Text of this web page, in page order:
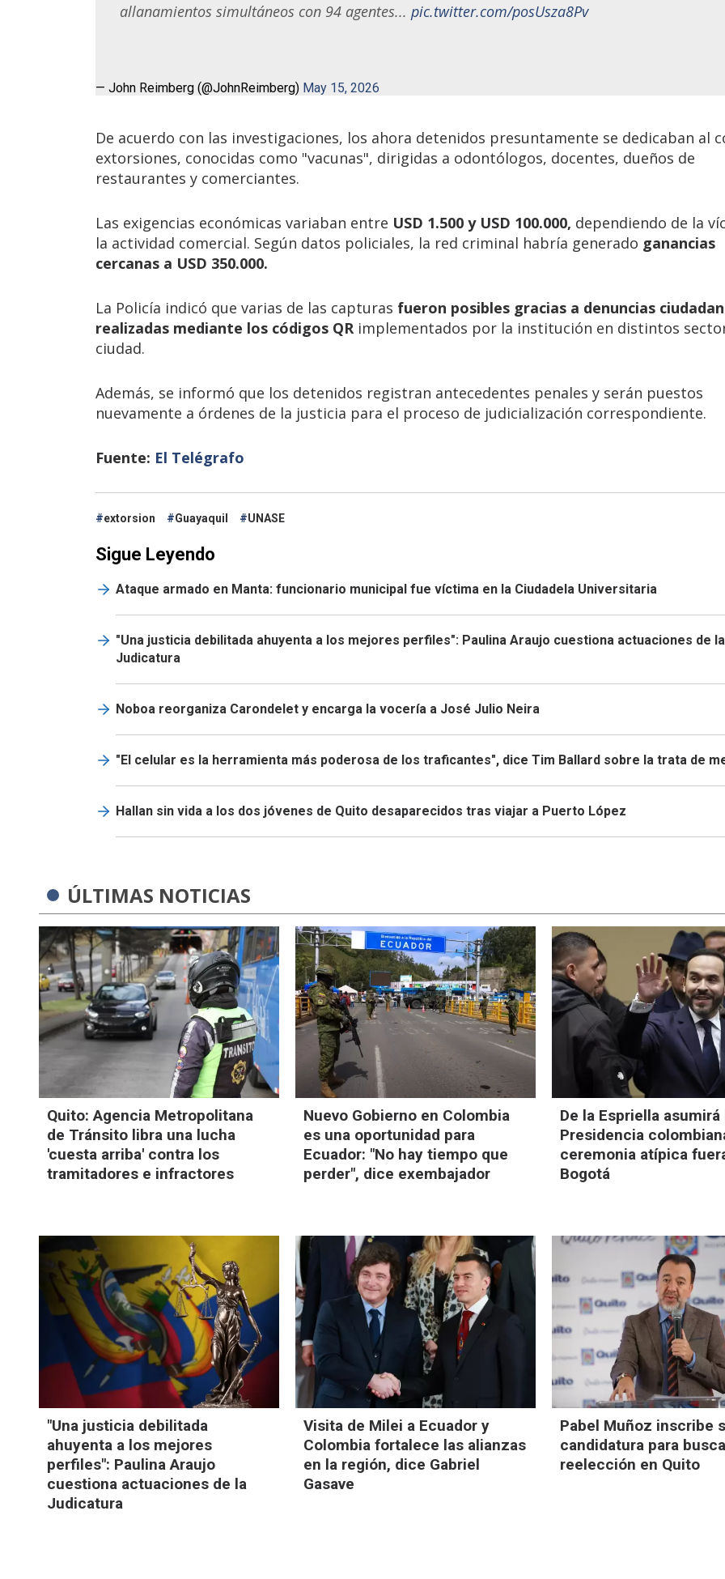
allanamientos simultáneos con 94 agentes... pic.twitter.com/posUsza8Pv
— John Reimberg (@JohnReimberg) May 15, 2026
De acuerdo con las investigaciones, los ahora detenidos presuntamente se dedicaban al
extorsiones, conocidas como "vacunas", dirigidas a odontólogos, docentes, dueños de
restaurantes y comerciantes.
Las exigencias económicas variaban entre USD 1.500 y USD 100.000, dependiendo de la
la actividad comercial. Según datos policiales, la red criminal habría generado ganancias
cercanas a USD 350.000.
La Policía indicó que varias de las capturas fueron posibles gracias a denuncias
realizadas mediante los códigos QRimplementados por la institución en distintos
ciudad.
Además, se informó que los detenidos registran antecedentes penales y serán puestos
nuevamente a órdenes de la justicia para el proceso de judicialización correspondiente.
Fuente: El Telégrafo
extorsion Guayaquil UNASE
Sigue Leyendo
Ataque armado en Manta: funcionario municipal fue víctima en la Ciudadela Universitaria
"Una justicia debilitada ahuyenta a los mejores perfiles": Paulina Araujo cuestiona actuaciones de la
Judicatura
Noboa reorganiza Carondelet y encarga la vocería a José Julio Neira
"El celular es la herramienta más poderosa de los traficantes", dice Tim Ballard sobre la trata de
Hallan sin vida a los dos jóvenes de Quito desaparecidos tras viajar a Puerto López
ÚLTIMAS NOTICIAS
Quito: Agencia Metropolitana
de Tránsito libra una lucha
'cuesta arriba' contra los
tramitadores e infractores
Nuevo Gobierno en Colombia
es una oportunidad para
Ecuador: "No hay tiempo que
perder", dice exembajador
De la Espriella asumirá
Presidencia
ceremonia atípica
Bogotá
"Una justicia debilitada
ahuyenta a los mejores
perfiles": Paulina Araujo
cuestiona actuaciones de la
Judicatura
Visita de Milei a Ecuador y
Colombia fortalece las alianzas
en la región, dice Gabriel
Gasave
Pabel Muñoz inscribe
candidatura para
reelección en Quito